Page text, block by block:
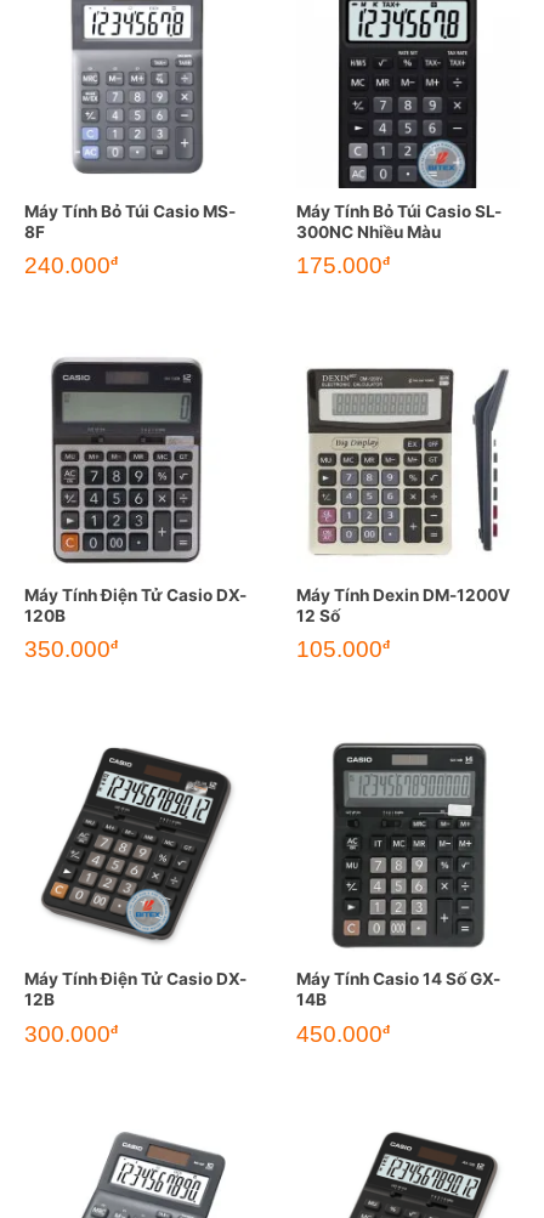
Máy Tính Bỏ Túi Casio MS-
8F
240.000đ
Máy Tính Bỏ Túi Casio SL-
300NC Nhiều Màu
175.000đ
Máy Tính Điện Tử Casio DX-
120B
350.000đ
Máy Tính Dexin DM-1200V
12 Số
105.000đ
Máy Tính Điện Tử Casio DX-
12B
300.000đ
Máy Tính Casio 14 Số GX-
14B
450.000đ